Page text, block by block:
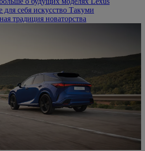
для себя искусство Такуми
традиция новаторства